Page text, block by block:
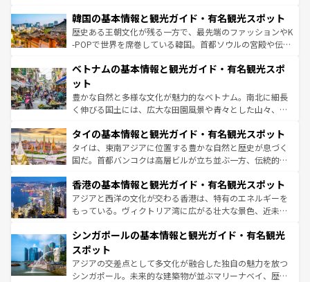
はコンテンツ一覧を参照してほしい。
いる。アクティビティも充実しており、サーフィンやダイ
ビング、ハイキングなど、アウトドア好きにはたまらな
い。オーストラリアの多彩な魅力を存分に味わいつくそ
参照してほしい。
ン）、静ひつな山岳地帯である台湾東部など、都市の喧騒
と山間の静けさが共存しており、訪れる人に新しい発見と
驚きをもたらしてくれる。また、奥深い台湾の食文化も魅
容にもいいと評判のスイーツなど、バラエティ豊かな料理
照してほしい。
韓国の基本情報と観光ガイド・有名観光スポット
歴史ある王朝文化が残る一方で、最先端のファッションやK
-POPで世界を席巻している韓国。首都ソウルの宮殿や伝統
き、地方に足を延ばせば四季折々の自然美を楽しむことが
できる。そして、キムチや焼肉、絶品のストリートフード
まで、さまざまな韓国料理が待っている。夜には、韓国な
らではのナイトライフも堪能できる。あたたかいホスピタ
わってみてほしい。 なお、新着の韓国情報はコンテンツ一
覧 を参照してほしい。
ベトナムの基本情報と観光ガイド・有名観光スポ
ット
豊かな自然と多様な文化が魅力的なベトナム。南北に細長
く伸びる国土には、広大な田園風景や青々とした山々、世
急速な発展と共に伝統が息づく。ハノイの古い町並みやホ
ーチミン市のフランス統治時代の建物も、独特の雰囲気を
醸し出している。また、バラエティの豊かさとおいしさで
とつ。フォーやバインミー、ベトナムコーヒーなどは、ぜ
ひ現地で味わいたい。どの地域を訪れてもあたたかい人々
が旅行者を迎えてくれるので、きっと忘れられない旅にな
参照してほしい。
タイの基本情報と観光ガイド・有名観光スポット
タイは、東南アジアに位置する豊かな自然と歴史が息づく
国だ。首都バンコクは高層ビルが立ち並ぶ一方、伝統的な
の活気が交差している。北部ではチェンマイなどの山岳地
帯で自然と触れ合い、南部ではプーケットやクラビの美し
いビーチでリゾート気分を楽しむことができる。タイ料理
激する。気候は一年中温暖で、どの季節にも異なる楽しみ
が待っている。親しみやすいタイの人々、仏教を中心とし
た文化、そして多様な観光資源が、訪れる旅人を魅了し続
ける。 なお、新着のタイ情報はコンテンツ一覧を参照して
香港の基本情報と観光ガイド・有名観光スポット
アジアと西洋の文化が交わる香港は、特有のエネルギーを
もっている。ヴィクトリア湾に広がる壮大な景色、近未来
み、どこを訪れても感動するはず。観光スポットが密集し
ており、効率よく見どころを回れるのも魅力。息をのむよ
うな絶景から文化的な体験まで、香港を存分に楽しみ尽く
そう。 なお、新着の香港情報はコンテンツ一覧を参照して
シンガポールの基本情報と観光ガイド・有名観光
スポット
アジアの交差点として多文化が融合した独自の魅力を放つ
シンガポール。未来的な建築物が並ぶマリーナベイ、歴史